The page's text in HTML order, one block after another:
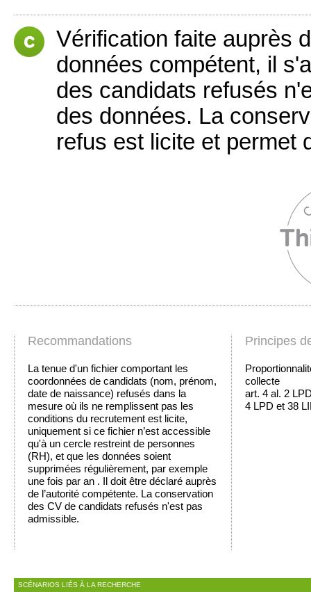
Vérification faite auprès
données compétent, il
des candidats refusés
des données. La
refus est licite et permet
Recommandations
La tenue d'un fichier comportant les
coordonnées de candidats (nom, prénom,
date de naissance) refusés dans la
mesure où ils ne remplissent pas les
conditions du recrutement est licite,
uniquement si ce fichier n’est accessible
qu'à un cercle restreint de personnes
(RH), et que les données soient
supprimées régulièrement, par exemple
une fois par an . Il doit être déclaré auprès
de l’autorité compétente. La conservation
des CV de candidats refusés n'est pas
admissible.
Principes
collecte
art. 4 al. 2
4 LPD et 38
SCÉNARIOS LIÉS À LA RECHERCHE